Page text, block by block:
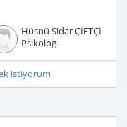
Hüsnü Sidar ÇİFTÇİ
Psikolog
istiyorum